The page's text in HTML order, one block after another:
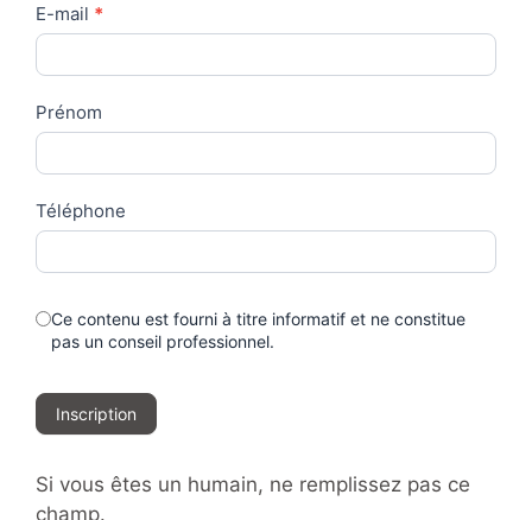
Contact
Us
E-mail *
Prénom
Téléphone
Ce contenu est fourni à titre informatif et ne constitue
pas un conseil professionnel.
Inscription
Si vous êtes un humain, ne remplissez pas ce
champ.